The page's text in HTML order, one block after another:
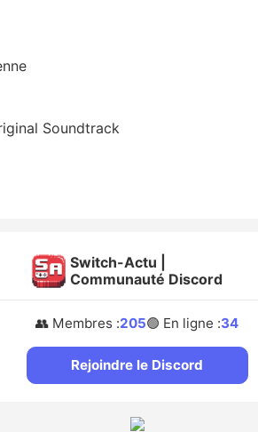
Soundtrack
Switch-Actu |
Communauté Discord
👥 Membres :205🟢 En ligne :34
Rejoindre le Discord